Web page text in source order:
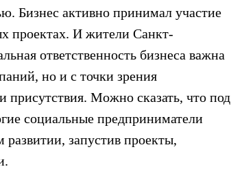
Бизнес активно принимал участие
проектах. И жители Санкт-
ответственность бизнеса важна
но и с точки зрения
присутствия. Можно сказать, что под
социальные предприниматели
запустив проекты,